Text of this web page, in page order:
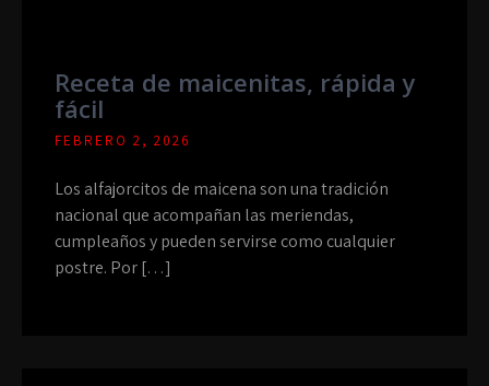
Receta de maicenitas, rápida y
fácil
FEBRERO 2, 2026
Los alfajorcitos de maicena son una tradición
nacional que acompañan las meriendas,
cumpleaños y pueden servirse como cualquier
postre. Por […]